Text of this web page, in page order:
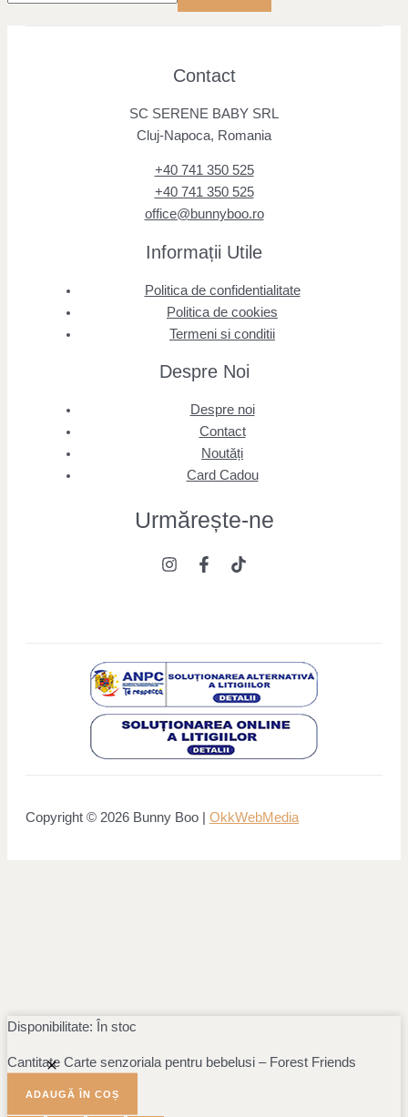
Contact
SC SERENE BABY SRL
Cluj-Napoca, Romania
+40 741 350 525
+40 741 350 525
office@bunnyboo.ro
Informații Utile
Politica de confidentialitate
Politica de cookies
Termeni si conditii
Despre Noi
Despre noi
Contact
Noutăți
Card Cadou
Urmărește-ne
Copyright © 2026 Bunny Boo | OkkWebMedia
Disponibilitate: În stoc
Cantitate Carte senzoriala pentru bebelusi – Forest Friends
ADAUGĂ ÎN COȘ